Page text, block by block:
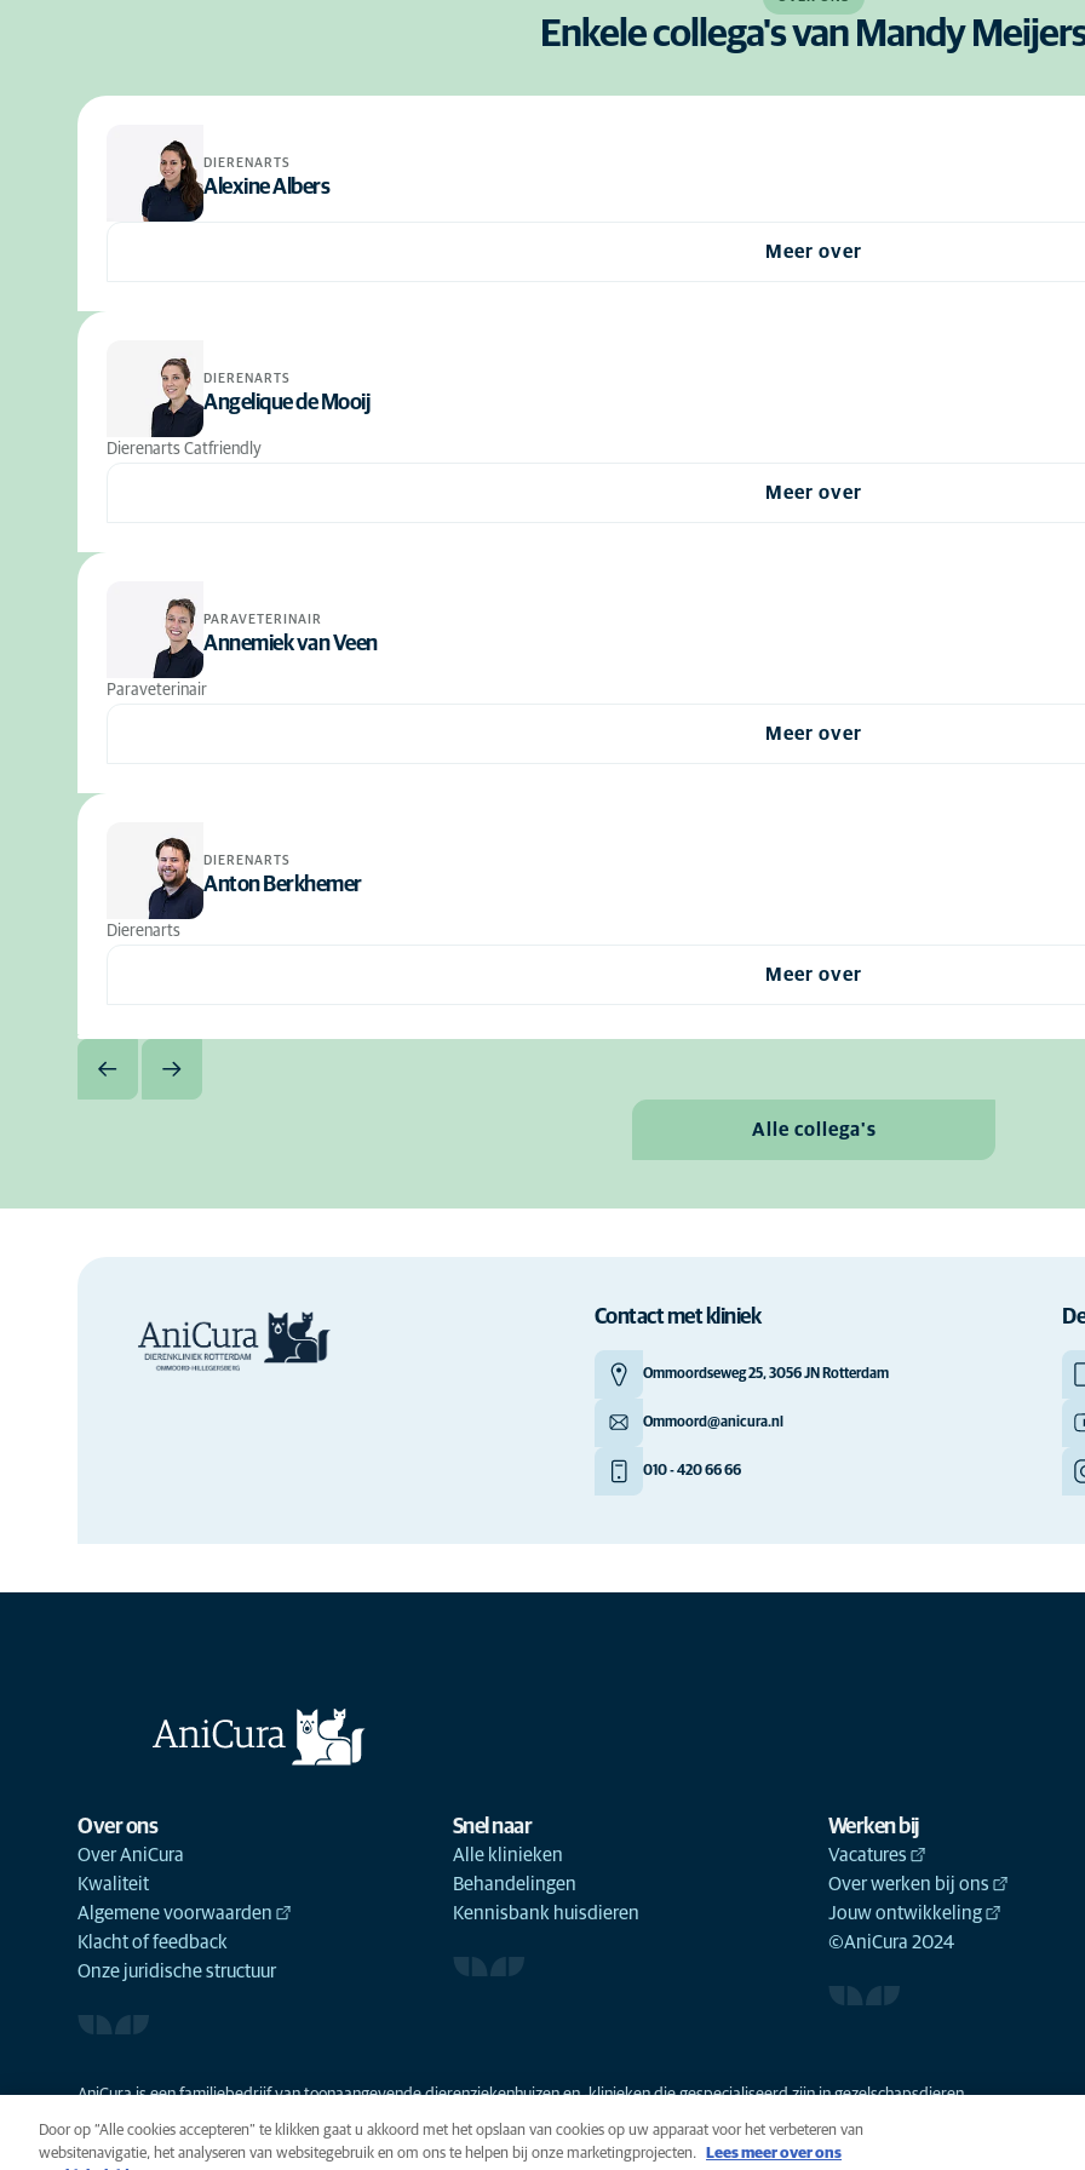
Enkele collega's van Mandy
DIERENARTS
Alexine Albers
Meer over
DIERENARTS
Angelique de Mooij
Dierenarts Catfriendly
Meer over
PARAVETERINAIR
Annemiek van Veen
Paraveterinair
Meer over
DIERENARTS
Anton Berkhemer
Dierenarts
Meer over
Alle collega's
Contact met kliniek
Ommoordseweg 25, 3056 JN Rotterdam
Ommoord@anicura.nl
010 - 420 66 66
Over ons
Over AniCura
Kwaliteit
Algemene voorwaarden
Klacht of feedback
Onze juridische structuur
Snel naar
Alle klinieken
Behandelingen
Kennisbank huisdieren
Werken bij
Vacatures
Over werken bij ons
Jouw ontwikkeling
©AniCura 2024
AniCura is een familiebedrijf van toonaangevende dierenziekenhuizen en -klinieken die gespecialiseerd zijn in gezelschapsdieren.
Door op “Alle cookies accepteren” te klikken gaat u akkoord met het opslaan van cookies op uw apparaat voor het verbeteren van
websitenavigatie, het analyseren van websitegebruik en om ons te helpen bij onze marketingprojecten.
Lees meer over ons